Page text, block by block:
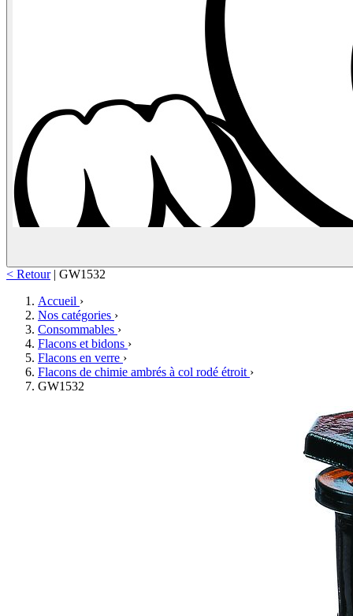
< Retour | GW1532
Accueil ›
Nos catégories ›
Consommables ›
Flacons et bidons ›
Flacons en verre ›
Flacons de chimie ambrés à col rodé étroit ›
GW1532